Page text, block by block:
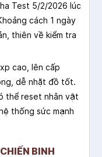
Test 5/2/2026 lúc
cách 1 ngày
thiên về kiểm tra
cao, lên cấp
dễ nhặt đồ tốt.
thể reset nhân vật
thống sức mạnh
BINH